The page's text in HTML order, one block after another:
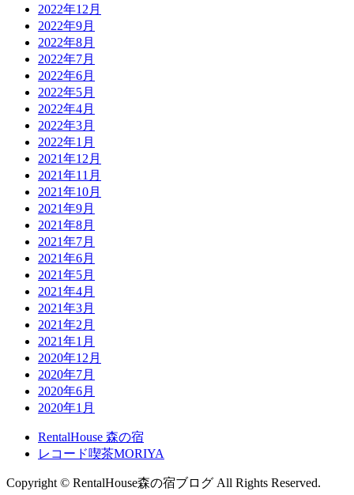
2022年12月
2022年9月
2022年8月
2022年7月
2022年6月
2022年5月
2022年4月
2022年3月
2022年1月
2021年12月
2021年11月
2021年10月
2021年9月
2021年8月
2021年7月
2021年6月
2021年5月
2021年4月
2021年3月
2021年2月
2021年1月
2020年12月
2020年7月
2020年6月
2020年1月
RentalHouse 森の宿
レコード喫茶MORIYA
Copyright © RentalHouse森の宿ブログ All Rights Reserved.